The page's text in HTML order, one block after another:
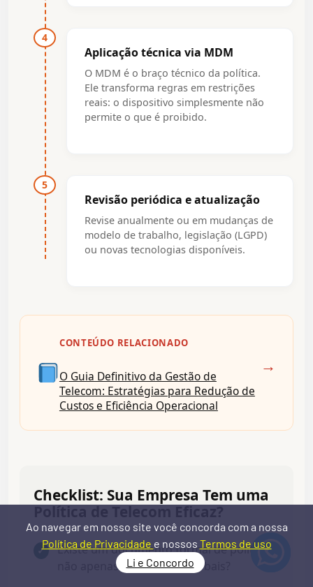
Ao navegar em nosso site você concorda com a nossa
Política de Privacidade e nossos Termos de uso
Li e Concordo
4
Aplicação técnica via MDM
O MDM é o braço técnico da política.
Ele transforma regras em restrições
reais: o dispositivo simplesmente não
permite o que é proibido.
5
Revisão periódica e atualização
Revise anualmente ou em mudanças de
modelo de trabalho, legislação (LGPD)
ou novas tecnologias disponíveis.
CONTEÚDO RELACIONADO
O Guia Definitivo da Gestão de
Telecom: Estratégias para Redução de
Custos e Eficiência Operacional
→
Checklist: Sua Empresa Tem uma
✓
Existe um documento formal de política,
não apenas orientações verbais?